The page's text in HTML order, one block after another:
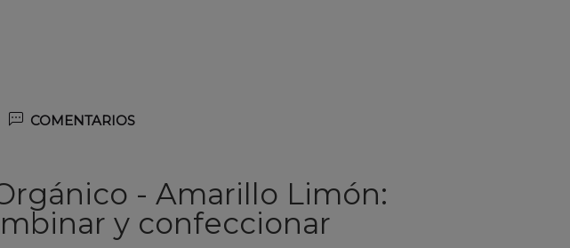
COMENTARIOS
- Amarillo Limón:
y confeccionar